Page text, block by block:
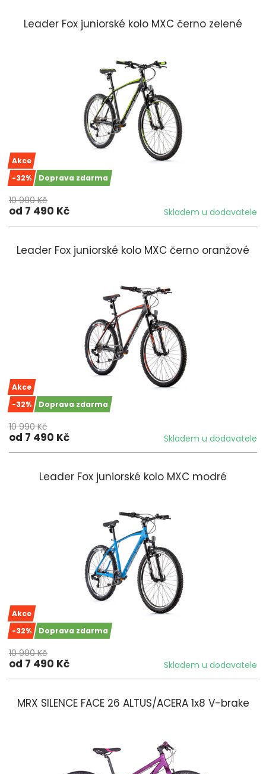
Leader Fox juniorské kolo MXC černo zelené
Akce
-32%
Doprava zdarma
10 990 Kč
od 7 490 Kč Skladem u dodavatele
Leader Fox juniorské kolo MXC černo oranžové
Akce
-32%
Doprava zdarma
10 990 Kč
od 7 490 Kč Skladem u dodavatele
Leader Fox juniorské kolo MXC modré
Akce
-32%
Doprava zdarma
10 990 Kč
od 7 490 Kč Skladem u dodavatele
MRX SILENCE FACE 26 ALTUS/ACERA 1x8 V-brake